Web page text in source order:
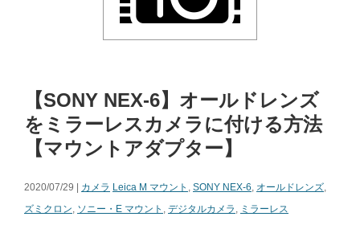
【SONY NEX-6】オールドレンズ
をミラーレスカメラに付ける方法
【マウントアダプター】
2020/07/29 | カメラ Leica M マウント , SONY NEX-6, オールドレンズ,
ズミクロン, ソニー・E マウント , デジタルカメラ , ミラーレス